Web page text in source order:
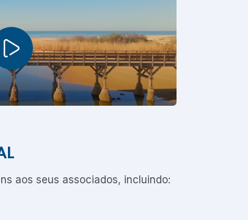
aos seus associados, incluindo: